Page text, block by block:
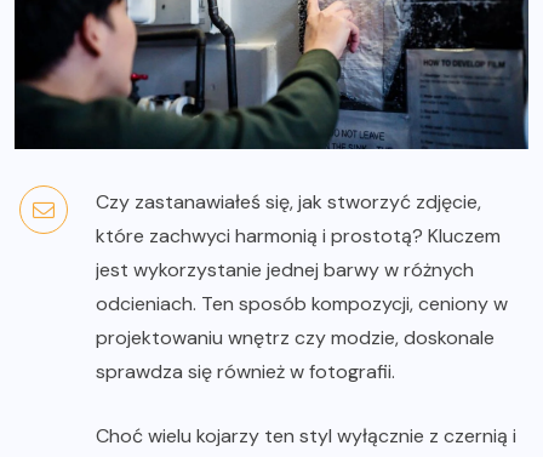
Czy zastanawiałeś się, jak stworzyć zdjęcie,
które zachwyci harmonią i prostotą? Kluczem
jest wykorzystanie jednej barwy w różnych
odcieniach. Ten sposób kompozycji, ceniony w
projektowaniu wnętrz czy modzie, doskonale
sprawdza się również w fotografii.
Choć wielu kojarzy ten styl wyłącznie z czernią i